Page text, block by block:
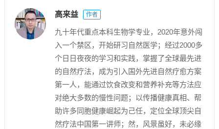
高来益 作者
九十年代重点本科生物学专业，2020年意外闯
入一个禁区，开始研习自然医学；经过2000多
个日日夜夜的学习和实践，掌握了全球最先进
的自然疗法，成为引入国外先进自然疗愈方案
第一人，能通过饮食改变和营养补充等方法应
对绝大多数的慢性问题；以传播健康真相、帮
助许多同胞健康崛起为己任，定位全球顶尖自
然疗法中国第一讲师；然，风景虽好，未必缘